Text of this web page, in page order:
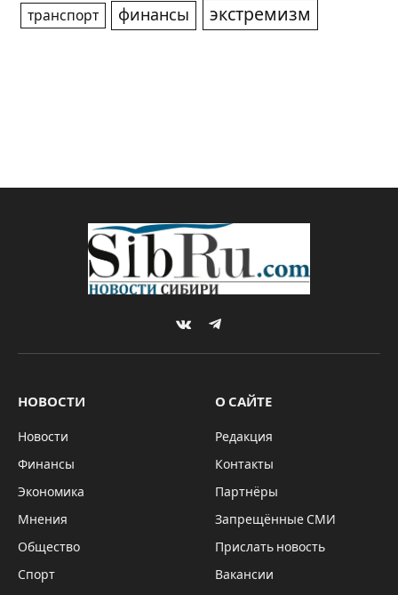
транспорт финансы экстремизм
VKontakteTelegram
НОВОСТИ
Новости
Финансы
Экономика
Мнения
Общество
Спорт
О САЙТЕ
Редакция
Контакты
Партнёры
Запрещённые СМИ
Прислать новость
Вакансии